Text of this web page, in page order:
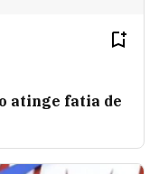
atinge fatia de